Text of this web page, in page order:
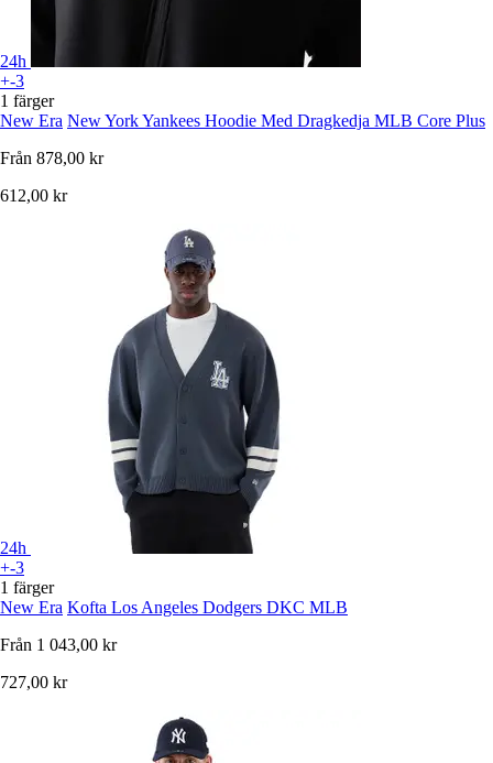
24h
+-3
1 färger
New Era New York Yankees Hoodie Med Dragkedja MLB Core Plus
Från 878,00 kr
612,00 kr
24h
+-3
1 färger
New Era Kofta Los Angeles Dodgers DKC MLB
Från 1 043,00 kr
727,00 kr